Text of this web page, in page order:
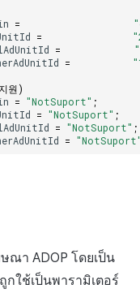
=
=
=
=
원)
= "NotSuport" ;
= "NotSuport" ;
= "NotSuport" ;
=
ณา ADOP โดยเป็น
กใช้เป็นพารามิเตอร์